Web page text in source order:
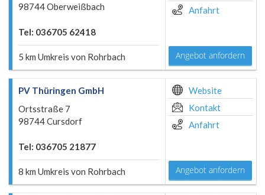
98744 Oberweißbach
Tel: 036705 62418
5 km Umkreis von Rohrbach
Anfahrt
Angebot anfordern
PV Thüringen GmbH
Ortsstraße 7
98744 Cursdorf
Tel: 036705 21877
8 km Umkreis von Rohrbach
Website
Kontakt
Anfahrt
Angebot anfordern